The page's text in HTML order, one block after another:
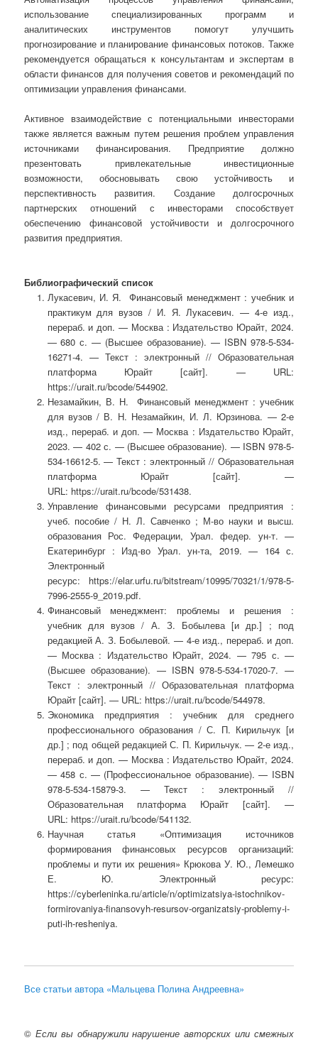
использование специализированных программ и
аналитических инструментов помогут улучшить
прогнозирование и планирование финансовых потоков. Также
рекомендуется обращаться к консультантам и экспертам в
области финансов для получения советов и рекомендаций по
оптимизации управления финансами.
Активное взаимодействие с потенциальными инвесторами
также является важным путем решения проблем управления
источниками финансирования. Предприятие должно
презентовать привлекательные инвестиционные
возможности, обосновывать свою устойчивость и
перспективность развития. Создание долгосрочных
партнерских отношений с инвесторами способствует
обеспечению финансовой устойчивости и долгосрочного
развития предприятия.
Библиографический список
Лукасевич, И. Я. Финансовый менеджмент : учебник и
практикум для вузов / И. Я. Лукасевич. — 4-е изд.,
перераб. и доп. — Москва : Издательство Юрайт, 2024.
— 680 с. — (Высшее образование). — ISBN 978-5-534-
16271-4. — Текст : электронный // Образовательная
платформа Юрайт [сайт]. — URL:
https://urait.ru/bcode/544902.
Незамайкин, В. Н. Финансовый менеджмент : учебник
для вузов / В. Н. Незамайкин, И. Л. Юрзинова. — 2-е
изд., перераб. и доп. — Москва : Издательство Юрайт,
2023. — 402 с. — (Высшее образование). — ISBN 978-5-
534-16612-5. — Текст : электронный // Образовательная
платформа Юрайт [сайт]. —
URL: https://urait.ru/bcode/531438.
Управление финансовыми ресурсами предприятия :
учеб. пособие / Н. Л. Савченко ; М-во науки и высш.
образования Рос. Федерации, Урал. федер. ун-т. —
Екатеринбург : Изд-во Урал. ун-та, 2019. — 164 с.
Электронный
ресурс: https://elar.urfu.ru/bitstream/10995/70321/1/978-5-
7996-2555-9_2019.pdf.
Финансовый менеджмент: проблемы и решения :
учебник для вузов / А. З. Бобылева [и др.] ; под
редакцией А. З. Бобылевой. — 4-е изд., перераб. и доп.
— Москва : Издательство Юрайт, 2024. — 795 с. —
(Высшее образование). — ISBN 978-5-534-17020-7. —
Текст : электронный // Образовательная платформа
Юрайт [сайт]. — URL: https://urait.ru/bcode/544978.
Экономика предприятия : учебник для среднего
профессионального образования / С. П. Кирильчук [и
др.] ; под общей редакцией С. П. Кирильчук. — 2-е изд.,
перераб. и доп. — Москва : Издательство Юрайт, 2024.
— 458 с. — (Профессиональное образование). — ISBN
978-5-534-15879-3. — Текст : электронный //
Образовательная платформа Юрайт [сайт]. —
URL: https://urait.ru/bcode/541132.
Научная статья «Оптимизация источников
формирования финансовых ресурсов организаций:
проблемы и пути их решения» Крюкова У. Ю., Лемешко
Е. Ю. Электронный ресурс:
https://cyberleninka.ru/article/n/optimizatsiya-istochnikov-
formirovaniya-finansovyh-resursov-organizatsiy-problemy-i-
puti-ih-resheniya.
Все статьи автора «Мальцева Полина Андреевна»
© Если вы обнаружили нарушение авторских или смежных